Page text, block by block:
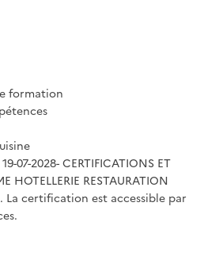
formation
07-2028- CERTIFICATIONS ET
HOTELLERIE RESTAURATION
La certification est accessible par